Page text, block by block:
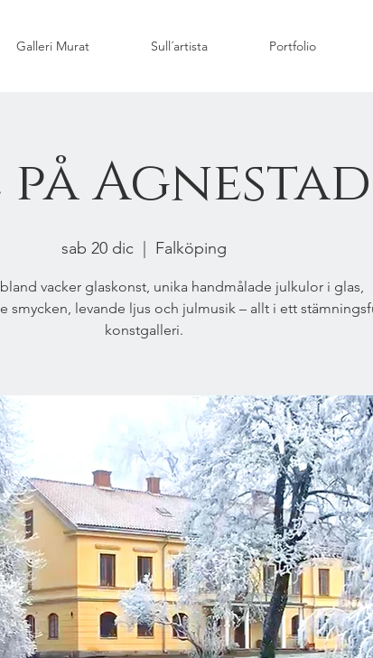
Galleri Murat Sull´artista Portfolio
på Agnestad
sab 20 dic
  |
Falköping
vacker glaskonst, unika handmålade julkulor i glas,
smycken, levande ljus och julmusik – allt i ett
konstgalleri.